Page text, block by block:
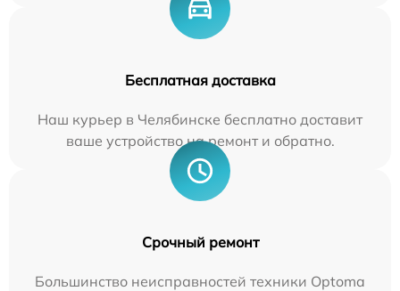
Бесплатная доставка
Наш курьер в Челябинске бесплатно доставит
ваше устройство на ремонт и обратно.
Срочный ремонт
Большинство неисправностей техники Optoma